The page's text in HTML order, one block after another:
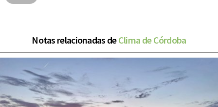
Notas relacionadas deClima de Córdoba